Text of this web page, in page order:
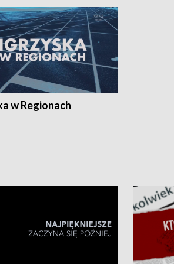
w Regionach